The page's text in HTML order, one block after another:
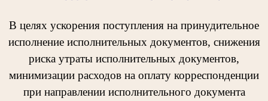
В целях ускорения поступления на принудительное
исполнение исполнительных документов, снижения
риска утраты исполнительных документов,
минимизации расходов на оплату корреспонденции
при направлении исполнительного документа